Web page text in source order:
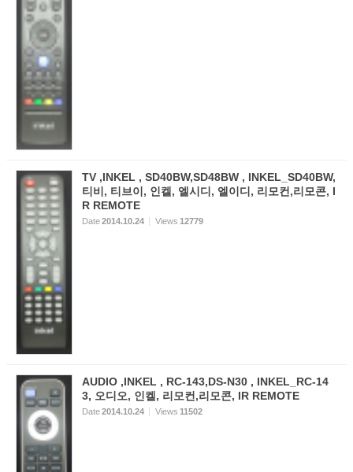
TV ,INKEL , SD40BW,SD48BW , INKEL_SD40BW,
티비, 티브이, 인켈, 엘시디, 엘이디, 리모컨,리모콘, I
R REMOTE
Date2014.10.24 Views 12779
AUDIO ,INKEL , RC-143,DS-N30 , INKEL_RC-14
3, 오디오, 인켈, 리모컨,리모콘, IR REMOTE
Date2014.10.24 Views 11502